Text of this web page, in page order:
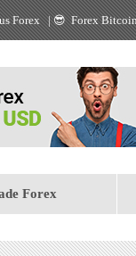
Forex| 😎Forex
Forex